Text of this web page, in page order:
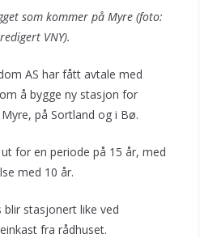
som kommer på Myre (foto:
redigert VNY).
AS har fått avtale med
å bygge ny stasjon for
på Sortland og i Bø.
for en periode på 15 år, med
med 10 år.
stasjonert like ved
fra rådhuset.